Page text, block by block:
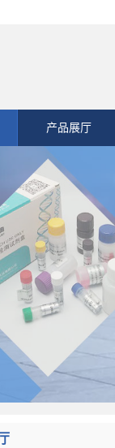
产品展厅